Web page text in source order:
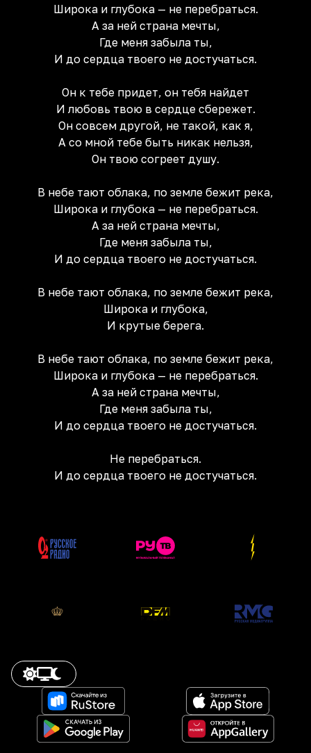
Широка и глубока — не перебраться.
А за ней страна мечты,
Где меня забыла ты,
И до сердца твоего не достучаться.
Он к тебе придет, он тебя найдет
И любовь твою в сердце сбережет.
Он совсем другой, не такой, как я,
А со мной тебе быть никак нельзя,
Он твою согреет душу.
В небе тают облака, по земле бежит река,
Широка и глубока — не перебраться.
А за ней страна мечты,
Где меня забыла ты,
И до сердца твоего не достучаться.
В небе тают облака, по земле бежит река,
Широка и глубока,
И крутые берега.
В небе тают облака, по земле бежит река,
Широка и глубока — не перебраться.
А за ней страна мечты,
Где меня забыла ты,
И до сердца твоего не достучаться.
Не перебраться.
И до сердца твоего не достучаться.